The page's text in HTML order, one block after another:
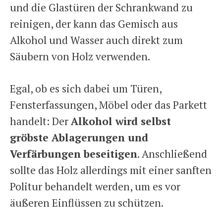
und die Glastüren der Schrankwand zu
reinigen, der kann das Gemisch aus
Alkohol und Wasser auch direkt zum
Säubern von Holz verwenden.
Egal, ob es sich dabei um Türen,
Fensterfassungen, Möbel oder das Parkett
handelt: DerAlkohol wird selbst
gröbste Ablagerungen und
Verfärbungen beseitigen. Anschließend
sollte das Holz allerdings mit einer sanften
Politur behandelt werden, um es vor
äußeren Einflüssen zu schützen.